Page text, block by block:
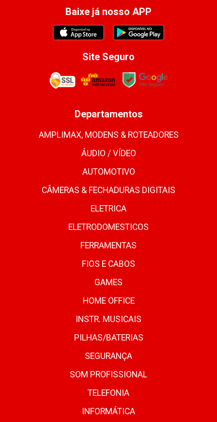
Baixe já nosso APP
Site Seguro
Departamentos
AMPLIMAX, MODENS & ROTEADORES
ÁUDIO / VÍDEO
AUTOMOTIVO
CÂMERAS & FECHADURAS DIGITAIS
ELETRICA
ELETRODOMESTICOS
FERRAMENTAS
FIOS E CABOS
GAMES
HOME OFFICE
INSTR. MUSICAIS
PILHAS/BATERIAS
SEGURANÇA
SOM PROFISSIONAL
TELEFONIA
INFORMÁTICA